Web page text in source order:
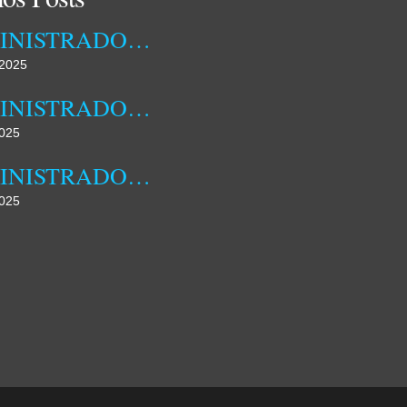
ADMINISTRADORA MUNICIPAL DA DAMBA RECEBEU ONTEM TÉCNICOS DA EMPRESA OSSIYETO
ADMINISTRADORA MUNICIPAL DA DAMBA REALIZOU HOJE JORNADA DE CAMPO
ADMINISTRADORA MUNICIPAL DA DAMBA DESTACA FAMÍLIA COMO NÚCLEO FUNDAMENTAL DA SOCIEDADE